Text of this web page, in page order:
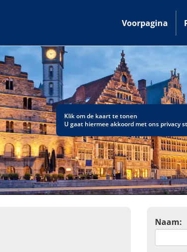
Voorpagina
Klik om de kaart te tonen
U gaat hiermee akkoord met ons privacy
Naam: